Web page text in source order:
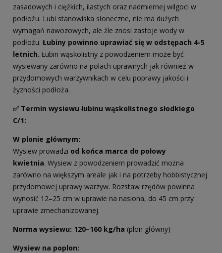
zasadowych i ciężkich, ilastych oraz nadmiernej wilgoci w
podłożu. Lubi stanowiska słoneczne, nie ma dużych
wymagań nawozowych, ale źle znosi zastoje wody w
podłożu. Łubiny powinno uprawiać się w odstępach 4-5
letnich. Łubin wąskolistny z powodzeniem może być
wysiewany zarówno na polach uprawnych jak również w
przydomowych warzywnikach w celu poprawy jakości i
żyzności podłoża.
✅ Termin wysiewu łubinu wąskolistnego słodkiego
C/1:
W plonie głównym:
Wysiew prowadzi od końca marca do połowy
kwietnia. Wysiew z powodzeniem prowadzić można
zarówno na większym areale jak i na potrzeby hobbistycznej
przydomowej uprawy warzyw. Rozstaw rzędów powinna
wynosić 12–25 cm w uprawie na nasiona, do 45 cm przy
uprawie zmechanizowanej.
Norma wysiewu: 120–160 kg/ha (plon główny)
Wysiew na poplon: